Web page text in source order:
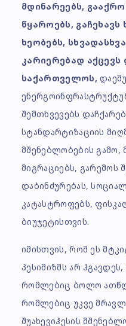
მდინარეებს,
წყაროებს, გაჩეხავს
ხეობებს,
კარიერებად
საქართველოს,
შემთხვევებს
სტანდარტიზაციის
მშენებლობების გამო,
მიგრაციებს, გარემოს
დაბინძურებას,
კატასტროფებს,
ბიუჯეტისთვის.
იმისთვის, რომ ეს
პესიმიზმს არ
რომლებიც ბოლო
რომლებიც უკვე
შუახევიჰესის